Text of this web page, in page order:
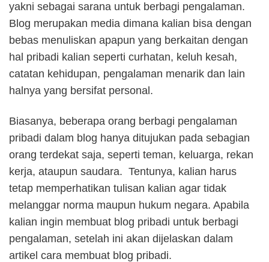
yakni sebagai sarana untuk berbagi pengalaman.
Blog merupakan media dimana kalian bisa dengan
bebas menuliskan apapun yang berkaitan dengan
hal pribadi kalian seperti curhatan, keluh kesah,
catatan kehidupan, pengalaman menarik dan lain
halnya yang bersifat personal.
Biasanya, beberapa orang berbagi pengalaman
pribadi dalam blog hanya ditujukan pada sebagian
orang terdekat saja, seperti teman, keluarga, rekan
kerja, ataupun saudara. Tentunya, kalian harus
tetap memperhatikan tulisan kalian agar tidak
melanggar norma maupun hukum negara. Apabila
kalian ingin membuat blog pribadi untuk berbagi
pengalaman, setelah ini akan dijelaskan dalam
artikel cara membuat blog pribadi.